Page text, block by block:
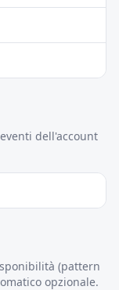
dell'account
(pattern
opzionale.